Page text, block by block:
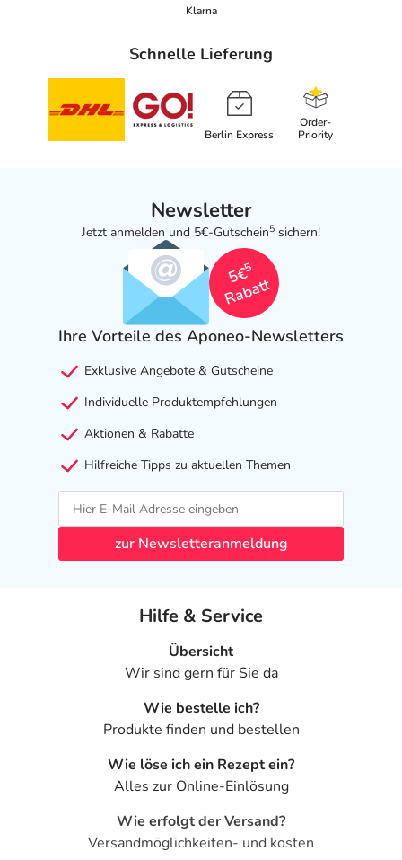
Klarna
Schnelle Lieferung
Berlin Express
Order-
Priority
Newsletter
Jetzt anmelden und 5€-Gutschein5 sichern!
5€
5
Rabatt
Ihre Vorteile des Aponeo-Newsletters
Exklusive Angebote & Gutscheine
Individuelle Produktempfehlungen
Aktionen & Rabatte
Hilfreiche Tipps zu aktuellen Themen
zur Newsletteranmeldung
Hilfe & Service
Übersicht
Wir sind gern für Sie da
Wie bestelle ich?
Produkte finden und bestellen
Wie löse ich ein Rezept ein?
Alles zur Online-Einlösung
Wie erfolgt der Versand?
Versandmöglichkeiten- und kosten